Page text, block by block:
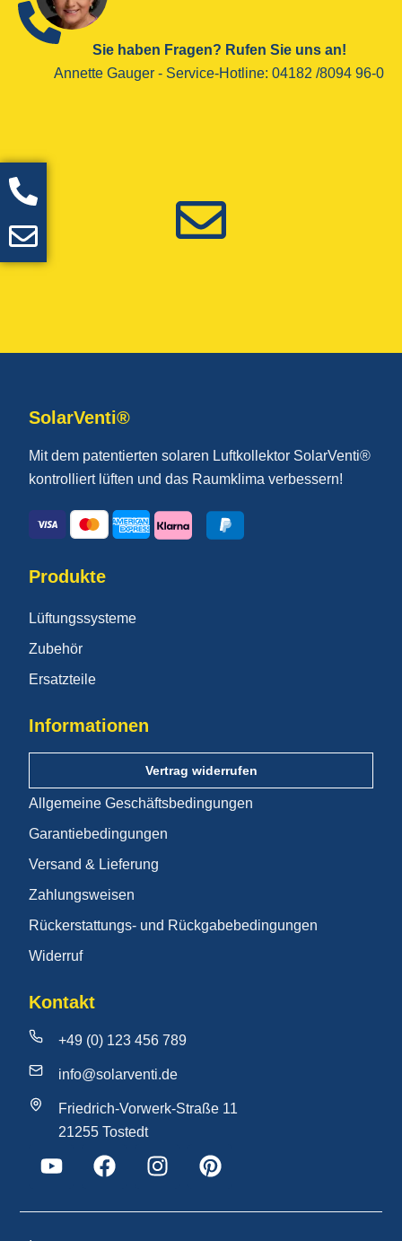
Sie haben Fragen? Rufen Sie uns an!
Annette Gauger - ­Service-Hotline­: 04182 /8094 96-0
SolarVenti®
Mit dem patentierten solaren Luftkollektor SolarVenti®
kontrolliert lüften und das Raumklima verbessern!
Produkte
Lüftungssysteme
Zubehör
Ersatzteile
Informationen
Vertrag widerrufen
Allgemeine Geschäftsbedingungen
Garantiebedingungen
Versand & Lieferung
Zahlungsweisen
Rückerstattungs- und Rückgabebedingungen
Widerruf
Kontakt
+49 (0) 123 456 789
info@solarventi.de
Friedrich-Vorwerk-Straße 11
21255 Tostedt